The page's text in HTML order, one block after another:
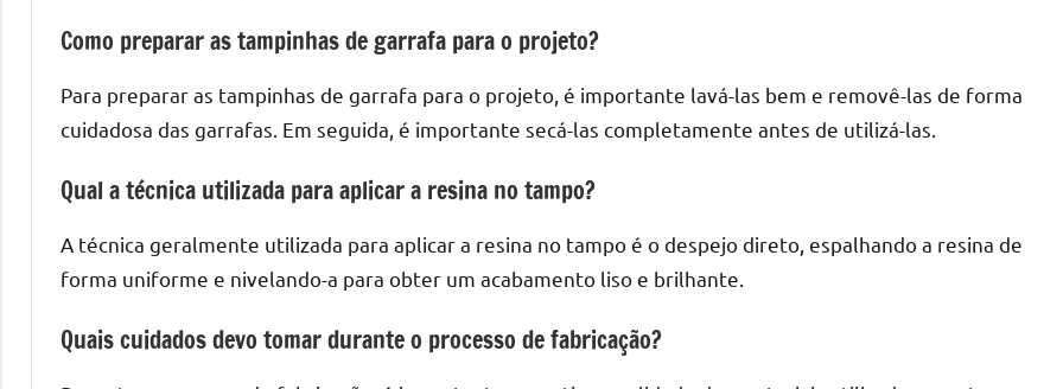
Como preparar as tampinhas de garrafa para o projeto?
Para preparar as tampinhas de garrafa para o projeto, é importante lavá-las bem e removê-las de forma
cuidadosa das garrafas. Em seguida, é importante secá-las completamente antes de utilizá-las.
Qual a técnica utilizada para aplicar a resina no tampo?
A técnica geralmente utilizada para aplicar a resina no tampo é o despejo direto, espalhando a resina de
forma uniforme e nivelando-a para obter um acabamento liso e brilhante.
Quais cuidados devo tomar durante o processo de fabricação?